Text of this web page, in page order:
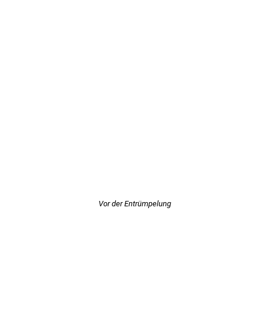
Vor der Entrümpelung